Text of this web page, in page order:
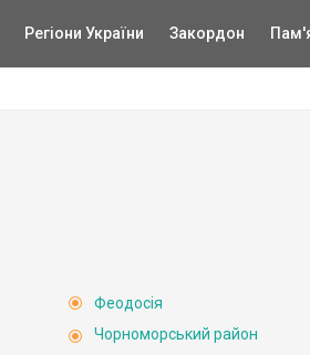
Регіони України Закордон
Феодосія
Чорноморський район